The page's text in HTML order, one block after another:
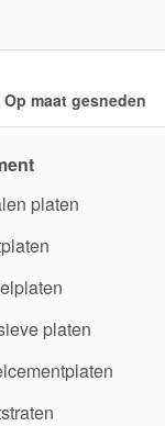
Op maat gesneden
platen
platen